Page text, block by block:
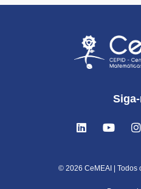
© 2026 CeMEAI | Todos